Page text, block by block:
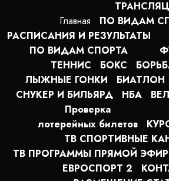
Главная
ПО ВИДАМ
РАСПИСАНИЯ И РЕЗУЛЬТАТЫ
ПО ВИДАМ СПОРТА
ТЕННИС
БОКС
ЛЫЖНЫЕ ГОНКИ
БИАТЛОН
СНУКЕР И БИЛЬЯРД
НБА
Проверка
лотерейных билетов
ТВ СПОРТИВНЫЕ
ТВ ПРОГРАММЫ ПРЯМОЙ ЭФИР
ЕВРОСПОРТ 2